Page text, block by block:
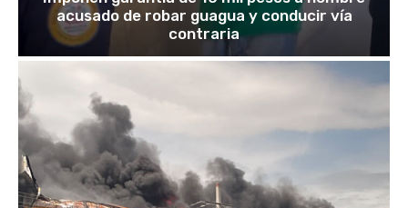
acusado de robar guagua y conducir vía
contraria